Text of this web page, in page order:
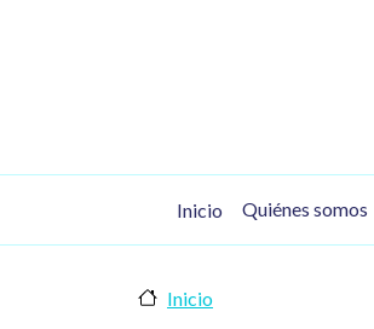
Navegación
Inicio Quiénes somos
Inicio